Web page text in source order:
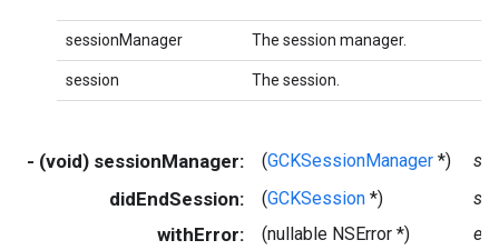
sessionManager The session manager.
session The session.
- (void) sessionManager: (GCKSessionManager *)
didEndSession: (GCKSession *)
withError: (nullable NSError *)